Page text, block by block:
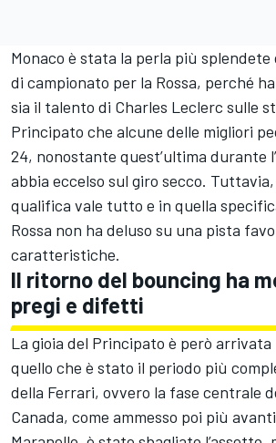
Monaco è stata la perla più
di campionato per la Rossa, perché
sia il talento di Charles Leclerc sulle
Principato che alcune delle migliori
24, nonostante quest’ultima durante
abbia eccelso sul giro secco.
qualifica vale tutto e in quella
Rossa non ha deluso su una pista
caratteristiche.
Il ritorno del bouncing ha
pregi e difetti
La gioia del Principato è però arrivata
quello che è stato il periodo più
della Ferrari, ovvero la fase centrale
Canada, come ammesso poi più